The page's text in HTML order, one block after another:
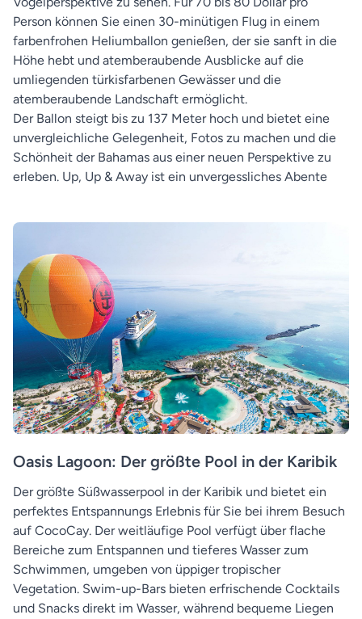
Person können Sie einen 30-minütigen Flug in einem
farbenfrohen Heliumballon genießen, der sie sanft in die
Höhe hebt und atemberaubende Ausblicke auf die
umliegenden türkisfarbenen Gewässer und die
atemberaubende Landschaft ermöglicht.
Der Ballon steigt bis zu 137 Meter hoch und bietet eine
unvergleichliche Gelegenheit, Fotos zu machen und die
Schönheit der Bahamas aus einer neuen Perspektive zu
erleben. Up, Up & Away ist ein unvergessliches Abente
Oasis Lagoon: Der größte Pool in der Karibik
Der größte Süßwasserpool in der Karibik und bietet ein
perfektes Entspannungs Erlebnis für Sie bei ihrem Besuch
auf CocoCay. Der weitläufige Pool verfügt über flache
Bereiche zum Entspannen und tieferes Wasser zum
Schwimmen, umgeben von üppiger tropischer
Vegetation. Swim-up-Bars bieten erfrischende Cocktails
und Snacks direkt im Wasser, während bequeme Liegen